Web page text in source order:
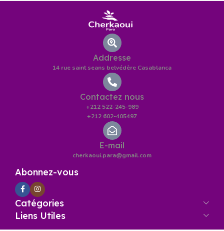
Addresse
14 rue saint seans belvédère Casablanca
Contactez nous
+212 522-245-989
+212 602-405497
E-mail
cherkaoui.para@gmail.com
Abonnez-vous
Catégories
Liens Utiles